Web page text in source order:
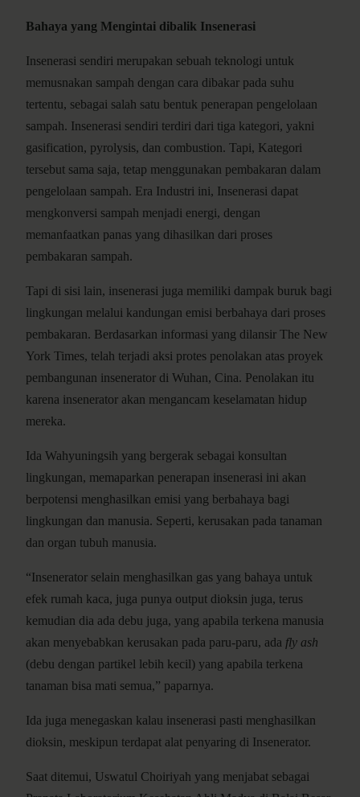
Bahaya yang Mengintai dibalik Insenerasi
Insenerasi sendiri merupakan sebuah teknologi untuk
memusnakan sampah dengan cara dibakar pada suhu
tertentu, sebagai salah satu bentuk penerapan pengelolaan
sampah. Insenerasi sendiri terdiri dari tiga kategori, yakni
gasification, pyrolysis, dan combustion. Tapi, Kategori
tersebut sama saja, tetap menggunakan pembakaran dalam
pengelolaan sampah. Era Industri ini, Insenerasi dapat
mengkonversi sampah menjadi energi, dengan
memanfaatkan panas yang dihasilkan dari proses
pembakaran sampah.
Tapi di sisi lain, insenerasi juga memiliki dampak buruk bagi
lingkungan melalui kandungan emisi berbahaya dari proses
pembakaran. Berdasarkan informasi yang dilansir The New
York Times, telah terjadi aksi protes penolakan atas proyek
pembangunan insenerator di Wuhan, Cina. Penolakan itu
karena insenerator akan mengancam keselamatan hidup
mereka.
Ida Wahyuningsih yang bergerak sebagai konsultan
lingkungan, memaparkan penerapan insenerasi ini akan
berpotensi menghasilkan emisi yang berbahaya bagi
lingkungan dan manusia. Seperti, kerusakan pada tanaman
dan organ tubuh manusia.
“Insenerator selain menghasilkan gas yang bahaya untuk
efek rumah kaca, juga punya output dioksin juga, terus
kemudian dia ada debu juga, yang apabila terkena manusia
akan menyebabkan kerusakan pada paru-paru, ada fly ash
(debu dengan partikel lebih kecil) yang apabila terkena
tanaman bisa mati semua,” paparnya.
Ida juga menegaskan kalau insenerasi pasti menghasilkan
dioksin, meskipun terdapat alat penyaring di Insenerator.
Saat ditemui, Uswatul Choiriyah yang menjabat sebagai